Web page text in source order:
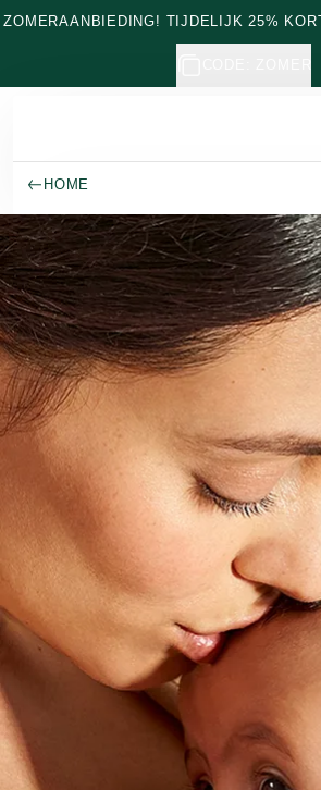
Naar hoofdinhoud gaan
ZOMERAANBIEDING! TIJDELIJK 25%
HOME